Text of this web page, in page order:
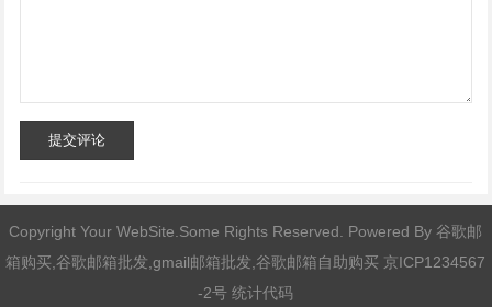
提交评论
Copyright Your WebSite.Some Rights Reserved. Powered By谷歌邮
箱购买,谷歌邮箱批发,gmail邮箱批发,谷歌邮箱自助购买 京ICP1234567
-2号 统计代码